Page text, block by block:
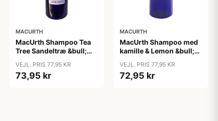
MACURTH
MacUrth Shampoo Tea
Tree Sandeltræ &bull;
VEJL. PRIS 77,95 KR
73,95 kr
MACURTH
MacUrth Shampoo med
kamille & Lemon &bull;
VEJL. PRIS 77,95 KR
72,95 kr